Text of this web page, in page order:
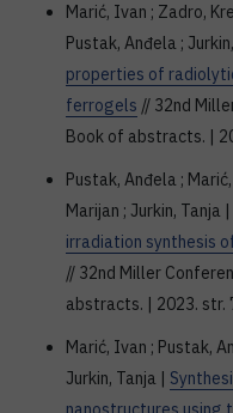
Marić, Ivan ; Zadro,
Pustak, Anđela ;
properties of
ferrogels // 32nd
Book of abstracts. |
Pustak, Anđela ;
Marijan ; Jurkin, Tanja |
irradiation synthesis
// 32nd Miller
abstracts. | 2023. str.
Marić, Ivan ; Pustak,
Jurkin, Tanja |